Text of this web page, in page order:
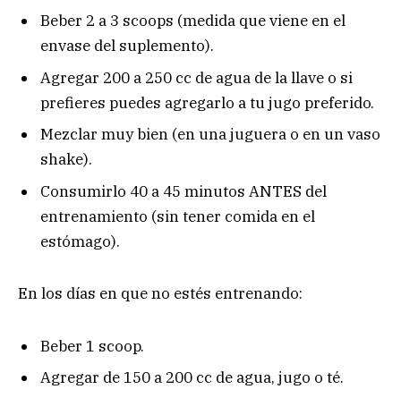
Beber 2 a 3 scoops (medida que viene en el
envase del suplemento).
Agregar 200 a 250 cc de agua de la llave o si
prefieres puedes agregarlo a tu jugo preferido.
Mezclar muy bien (en una juguera o en un vaso
shake).
Consumirlo 40 a 45 minutos ANTES del
entrenamiento (sin tener comida en el
estómago).
En los días en que no estés entrenando:
Beber 1 scoop.
Agregar de 150 a 200 cc de agua, jugo o té.